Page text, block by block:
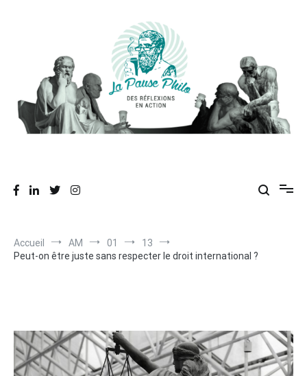
Accueil AM 01
13
Peut-on être juste sans respecter le droit international ?